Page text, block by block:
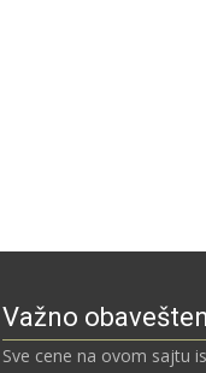
Važno
Sve cene na ovom sajtu